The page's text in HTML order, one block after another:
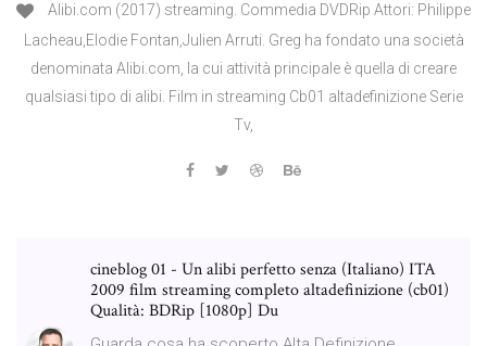
Alibi.com (2017) streaming. Commedia DVDRip Attori: Philippe
Lacheau,Elodie Fontan,Julien Arruti. Greg ha fondato una società
denominata Alibi.com, la cui attività principale è quella di creare
qualsiasi tipo di alibi. Film in streaming Cb01 altadefinizione Serie
Tv,
cineblog 01 - Un alibi perfetto senza (Italiano) ITA
2009 film streaming completo altadefinizione (cb01)
Qualità: BDRip [1080p] Du